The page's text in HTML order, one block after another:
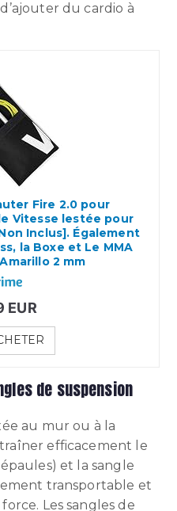
du cardio à
Fire 2.0 pour
Vitesse lestée pour
Inclus]. Également
la Boxe et Le MMA
2 mm
EUR
de suspension
au mur ou à la
efficacement le
et la sangle
transportable et
Les sangles de